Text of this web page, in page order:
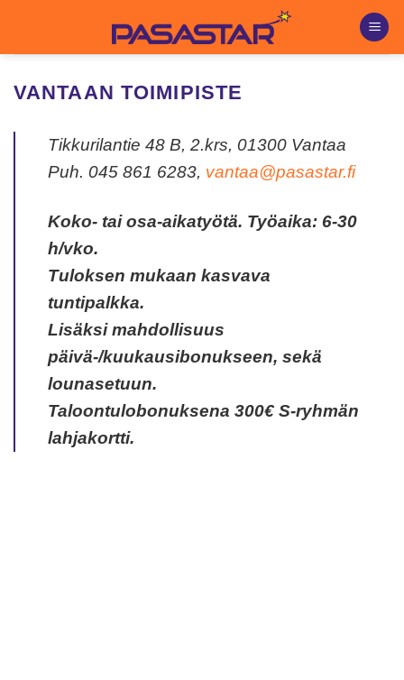
content
VANTAAN TOIMIPISTE
Tikkurilantie 48 B, 2.krs, 01300 Vantaa
Puh. 045 861 6283, vantaa@pasastar.fi
Koko- tai osa-aikatyötä. Työaika: 6-30
h/vko.
Tuloksen mukaan kasvava
tuntipalkka.
Lisäksi mahdollisuus
päivä-/kuukausibonukseen, sekä
lounasetuun.
Taloontulobonuksena 300€ S-ryhmän
lahjakortti.